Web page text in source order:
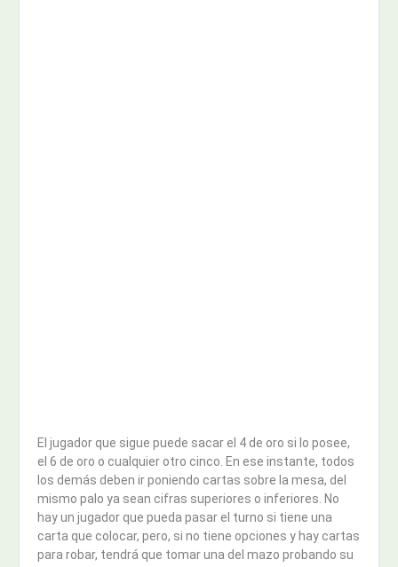
El jugador que sigue puede sacar el 4 de oro si lo posee,
el 6 de oro o cualquier otro cinco. En ese instante, todos
los demás deben ir poniendo cartas sobre la mesa, del
mismo palo ya sean cifras superiores o inferiores. No
hay un jugador que pueda pasar el turno si tiene una
carta que colocar, pero, si no tiene opciones y hay cartas
para robar, tendrá que tomar una del mazo probando su